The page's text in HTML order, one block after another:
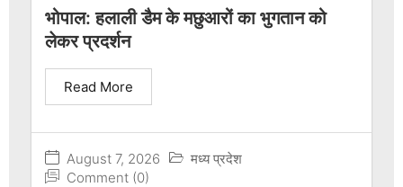
भोपाल: हलाली डैम के मछुआरों का भुगतान को
लेकर प्रदर्शन
August 7, 2026
मध्य प्रदेश
Comment (0)
Read More